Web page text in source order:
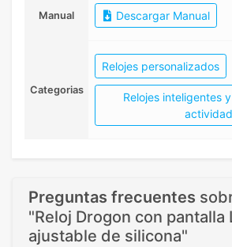
Manual Descargar Manual
Categorias
Relojes personalizados
Relojes inteligentes
actividad
Preguntas frecuentes
"Reloj Drogon con pantalla
ajustable de silicona"